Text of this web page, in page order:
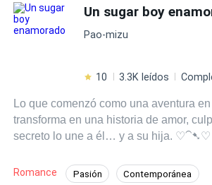
Un sugar boy
Pao-mizu
10 3.3K leídos
Lo que comenzó como una aventura
transforma en una historia de amor,
secreto lo une a él… y a su hija. ♡⁀➷♡ Omar, un viudo
closet, busca llenar el vacío de su
Romance Pasión Contemporánea